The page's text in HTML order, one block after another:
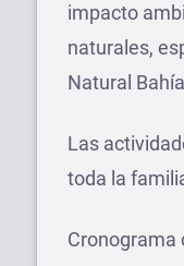
impacto
naturales,
Natural
Las
toda la
Cronograma